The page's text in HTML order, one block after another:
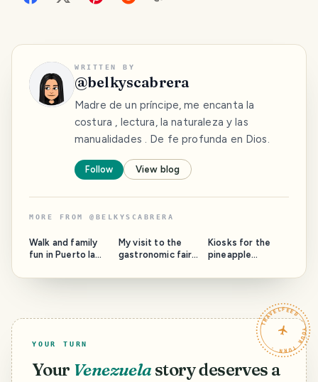
WRITTEN BY
@belkyscabrera
Madre de un príncipe, me encanta la
costura , lectura, la naturaleza y las
manualidades . De fe profunda en Dios.
Follow View blog
MORE FROM @ BELKYSCABRERA
Walk and family
fun in Puerto la
My visit to the
gastronomic fair
Park (Eng - Esp)
Kiosks for the
pineapple
place for fun and
park (Eng - Esp)TRAVELFEED · YOUR TURN ·
YOUR TURN
Your Venezuela story deserves a